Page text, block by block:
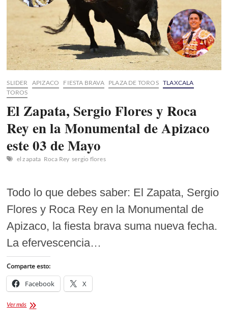
SLIDER APIZACO FIESTA BRAVA PLAZA DE TOROS TLAXCALA
TOROS
El Zapata, Sergio Flores y Roca
Rey en la Monumental de Apizaco
este 03 de Mayo
el zapata Roca Rey sergio flores
Todo lo que debes saber: El Zapata, Sergio
Flores y Roca Rey en la Monumental de
Apizaco, la fiesta brava suma nueva fecha.
La efervescencia…
Comparte esto:
Facebook X
Ver másEl